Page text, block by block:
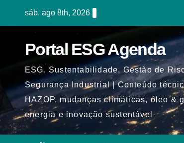
sáb. ago 8th, 2026
Portal ESG Agenda
ESG, Sustentabilidade, Gestão de
Segurança Industrial | Conteúdo
HAZOP, mudanças climáticas, óleo &
energia e inovação sustentável